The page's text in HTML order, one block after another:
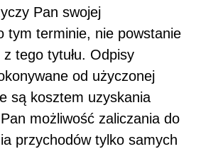
Pan swojej
tym terminie, nie powstanie
tego tytułu. Odpisy
od użyczonej
są kosztem uzyskania
możliwość zaliczania do
przychodów tylko samych